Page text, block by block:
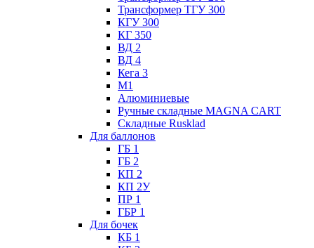
Трансформер ТГУ 300
КГУ 300
КГ 350
ВД 2
ВД 4
Кега 3
М1
Алюминиевые
Ручные складные MAGNA CART
Складные Rusklad
Для баллонов
ГБ 1
ГБ 2
КП 2
КП 2У
ПР 1
ГБР 1
Для бочек
КБ 1